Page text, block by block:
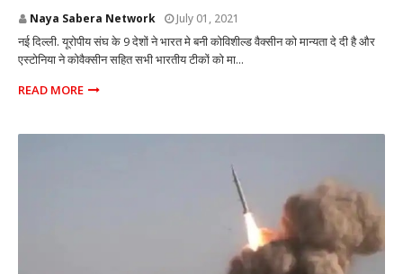
Naya Sabera Network July 01, 2021
नई दिल्ली. यूरोपीय संघ के 9 देशों ने भारत मे बनी कोविशील्ड वैक्सीन को मान्यता दे दी है और
एस्टोनिया ने कोवैक्सीन सहित सभी भारतीय टीकों को मा...
READ MORE